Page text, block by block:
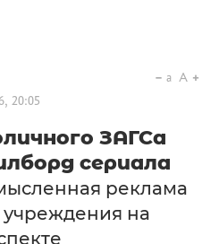
20:05
a A
ЗАГСа
сериала
реклама
учреждения на